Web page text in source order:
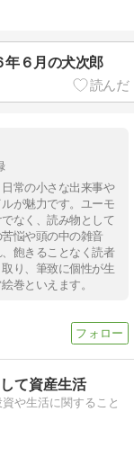
年６月の犬次郎
常の小さな出来事や
が魅力です。ユーモ
なく、読み物として
悩や頭の中の雑音
飽きることなく読者
り、筆致に個性が生
巻といえます。
て資産生活
や生活に関すること